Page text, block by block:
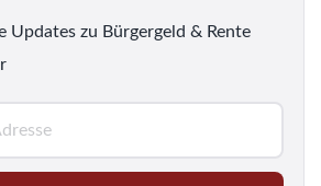
Updates zu Bürgergeld & Rente
M